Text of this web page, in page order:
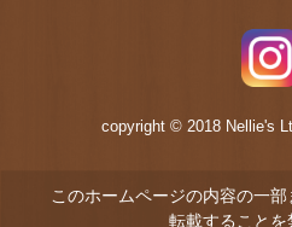
copyright © 2018 Nellie's
このホームページの内容の一部
転載することを